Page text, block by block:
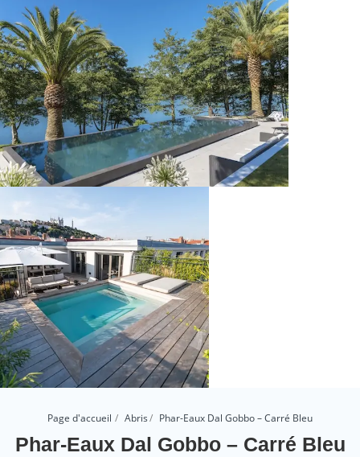
Page d'accueil Abris Phar-Eaux Dal Gobbo – Carré Bleu
Phar-Eaux Dal Gobbo – Carré Bleu